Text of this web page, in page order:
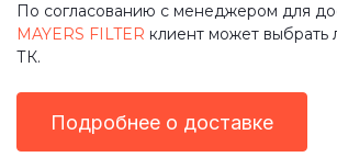
По согласованию с менеджером для
MAYERS FILTER клиент может
ТК.
Подробнее о доставке